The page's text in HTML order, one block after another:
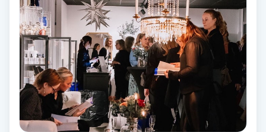
Koppningsmassage
Kosmetisk tatuering
Kostrådgivning
Kroppsinpackning